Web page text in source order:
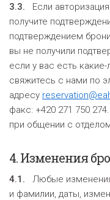
3.3. Если
получите
подтверждением
вы не получили
если у вас есть
свяжитесь с нами по
адресу
факс: +420 271 750
при общении с
4.Изменения
4.1.
Любые
и фамилии, даты,